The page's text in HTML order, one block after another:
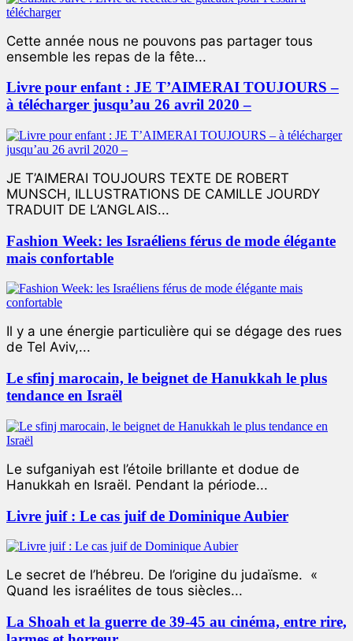
Cette année nous ne pouvons pas partager tous
ensemble les repas de la fête...
Livre pour enfant : JE T’AIMERAI TOUJOURS –
à télécharger jusqu’au 26 avril 2020 –
JE T’AIMERAI TOUJOURS TEXTE DE ROBERT
MUNSCH, ILLUSTRATIONS DE CAMILLE JOURDY
TRADUIT DE L’ANGLAIS...
Fashion Week: les Israéliens férus de mode élégante
mais confortable
Il y a une énergie particulière qui se dégage des rues
de Tel Aviv,...
Le sfinj marocain, le beignet de Hanukkah le plus
tendance en Israël
Le sufganiyah est l’étoile brillante et dodue de
Hanukkah en Israël. Pendant la période...
Livre juif : Le cas juif de Dominique Aubier
Le secret de l’hébreu. De l’origine du judaïsme. «
Quand les israélites de tous siècles...
La Shoah et la guerre de 39-45 au cinéma, entre rire,